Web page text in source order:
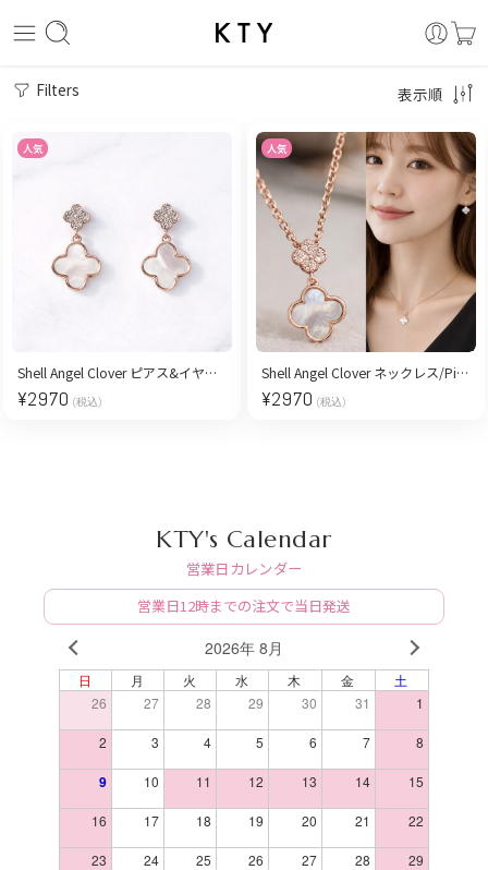
Filters 表示順
人気
Shell Angel Clover ピアス&イヤリング/Pink Gold
¥2970 (税込)
人気
Shell Angel Clover ネックレス/Pink Gold
¥2970 (税込)
KTY's Calendar
営業日カレンダー
営業日12時までの注文で当日発送
PREV 2026年 8月 NEXT
日 月 火 水 木 金
土
26
27 28 29 30 31 1
2 3 4 5 6 7 8
9 10 11 12 13 14 15
16 17 18 19 20 21 22
23 24 25 26 27 28 29